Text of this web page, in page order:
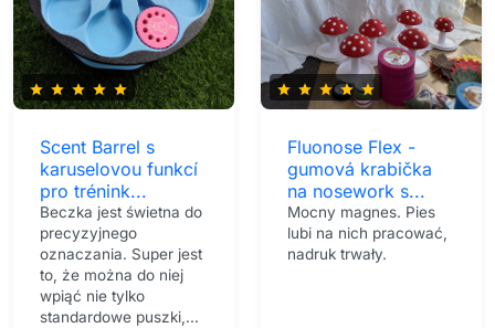
star star star star star
Scent Barrel s
karuselovou funkcí
pro trénink...
Beczka jest świetna do
precyzyjnego
oznaczania. Super jest
to, że można do niej
wpiąć nie tylko
standardowe puszki,...
star star star star star
Fluonose Flex -
gumová krabička
na nosework s...
Mocny magnes. Pies
lubi na nich pracować,
nadruk trwały.